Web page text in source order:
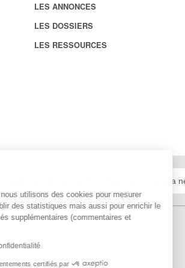
utilisons des cookies pour mesurer
des statistiques mais aussi pour enrichir le
supplémentaires (commentaires et
certifiés par
LES ANNONCES
LES DOSSIERS
LES RESSOURCES